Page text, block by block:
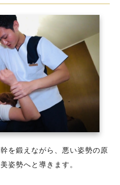
を鍛えながら、悪い姿勢の原
姿勢へと導きます。